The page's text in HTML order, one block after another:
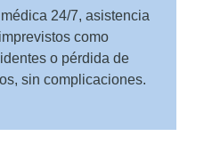
24/7, asistencia
como
o pérdida de
sin complicaciones.